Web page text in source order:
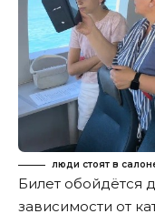
люди стоят в
Билет обойдётся
зависимости от